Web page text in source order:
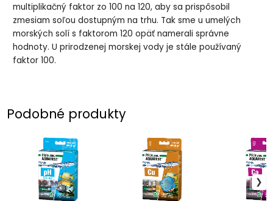
multiplikačný faktor zo 100 na 120, aby sa prispôsobil
zmesiam soľou dostupným na trhu. Tak sme u umelých
morských solí s faktorom 120 opäť namerali správne
hodnoty. U prirodzenej morskej vody je stále používaný
faktor 100.
Podobné produkty